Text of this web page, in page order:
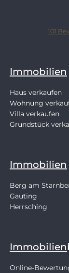
101
Immobilien
Haus verkaufen
Wohnung
Villa verkaufen
Grundstück
Immobilien
Berg am
Gauting
Herrsching
Immobilien
Online-